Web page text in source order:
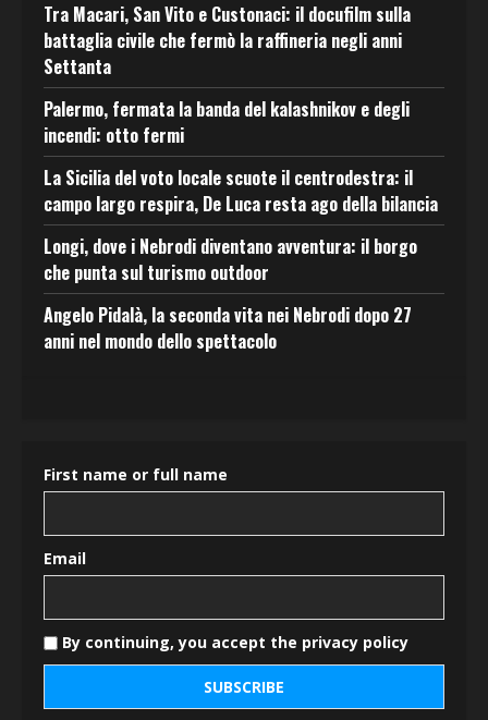
Tra Macari, San Vito e Custonaci: il docufilm sulla
battaglia civile che fermò la raffineria negli anni
Settanta
Palermo, fermata la banda del kalashnikov e degli
incendi: otto fermi
La Sicilia del voto locale scuote il centrodestra: il
campo largo respira, De Luca resta ago della bilancia
Longi, dove i Nebrodi diventano avventura: il borgo
che punta sul turismo outdoor
Angelo Pidalà, la seconda vita nei Nebrodi dopo 27
anni nel mondo dello spettacolo
First name or full name
Email
By continuing, you accept the privacy policy